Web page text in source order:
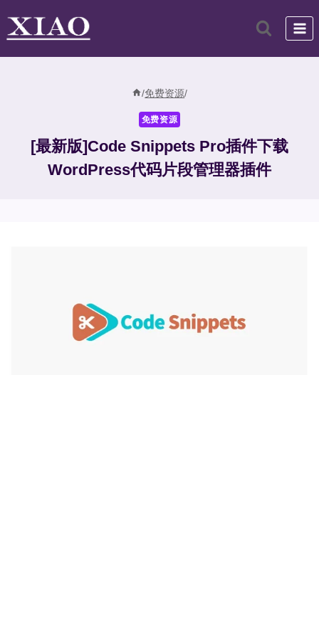
/免费资源/
免费资源
[最新版]Code Snippets Pro插件下载
WordPress代码片段管理器插件